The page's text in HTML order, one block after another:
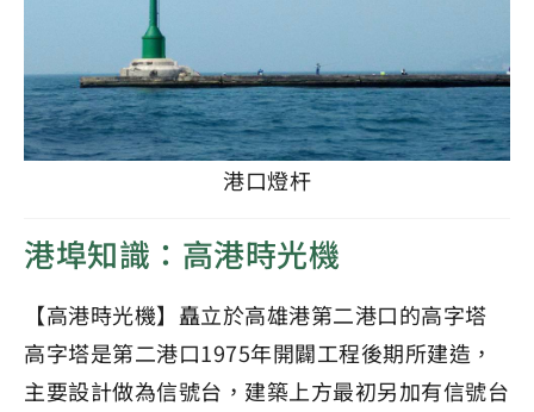
港口燈杆
港埠知識：高港時光機
【高港時光機】矗立於高雄港第二港口的高字塔
高字塔是第二港口1975年開闢工程後期所建造，
主要設計做為信號台，建築上方最初另加有信號台